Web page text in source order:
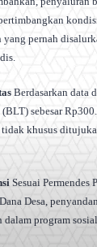
yang pernah
Berdasarkan data
sebesar
khusus
Sesuai Permendes
Desa,
program